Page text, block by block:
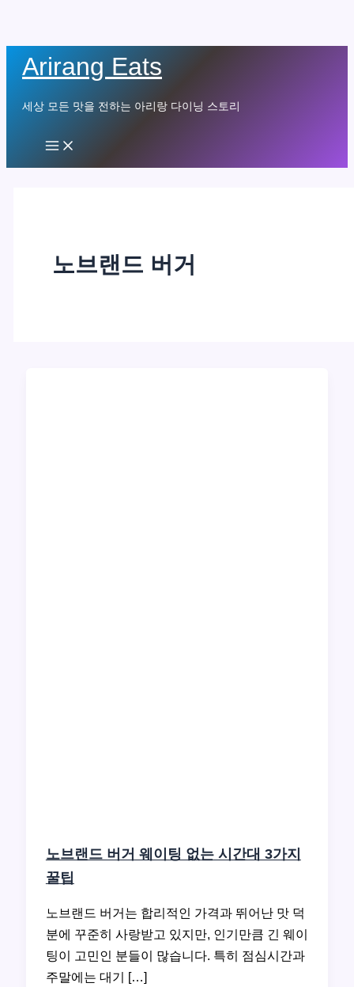
Arirang Eats
세상 모든 맛을 전하는 아리랑 다이닝 스토리
Main
노브랜드 버거
노브랜드 버거 웨이팅 없는 시간대 3가지
꿀팁
노브랜드 버거는 합리적인 가격과 뛰어난 맛 덕
분에 꾸준히 사랑받고 있지만, 인기만큼 긴 웨이
팅이 고민인 분들이 많습니다. 특히 점심시간과
주말에는 대기 […]